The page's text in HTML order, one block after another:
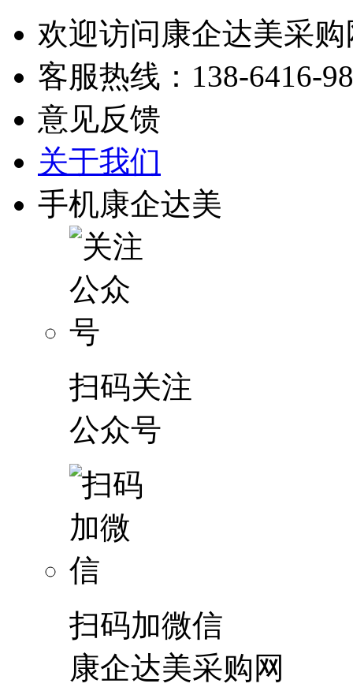
欢迎访问康企达美采购
客服热线： 138-6416-
意见反馈
关于我们
手机康企达美
扫码关注
公众号
扫码加微信
康企达美采购网